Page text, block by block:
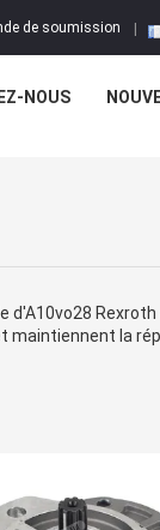
de soumission
NOUS
d'A10vo28 Rexroth
maintiennent la